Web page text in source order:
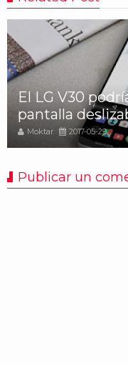
El LG V30
pantalla
Moktar 2017-05-29
Publicar un